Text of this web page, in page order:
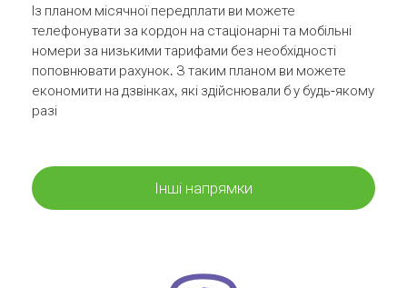
Із планом місячної передплати ви можете
телефонувати за кордон на стаціонарні та мобільні
номери за низькими тарифами без необхідності
поповнювати рахунок. З таким планом ви можете
економити на дзвінках, які здійснювали б у будь-якому
разі
Інші напрямки